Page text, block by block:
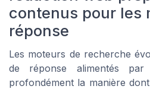
contenus pour les
réponse
Les moteurs de recherche
de réponse alimentés
profondément la manière